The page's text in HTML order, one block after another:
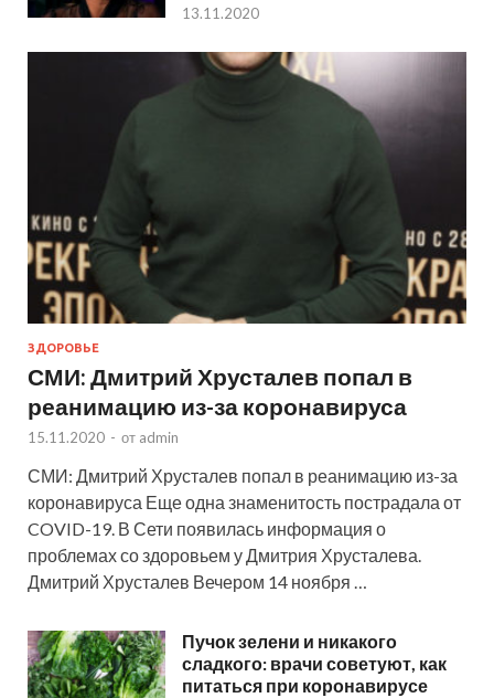
13.11.2020
ЗДОРОВЬЕ
СМИ: Дмитрий Хрусталев попал в
реанимацию из-за коронавируса
15.11.2020 - от admin
СМИ: Дмитрий Хрусталев попал в реанимацию из-за
коронавируса Еще одна знаменитость пострадала от
COVID-19. В Сети появилась информация о
проблемах со здоровьем у Дмитрия Хрусталева.
Дмитрий Хрусталев Вечером 14 ноября …
Пучок зелени и никакого
сладкого: врачи советуют, как
питаться при коронавирусе